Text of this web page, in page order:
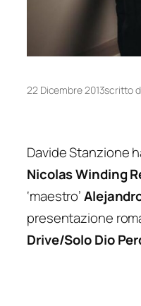
22 Dicembre 2013scritto
Davide Stanzione
Nicolas Winding
‘maestro’
presentazione
Drive/Solo Dio